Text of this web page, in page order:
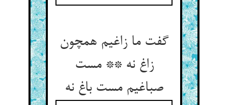
گفت ما زاغیم همچون
زاغ نه ** مست